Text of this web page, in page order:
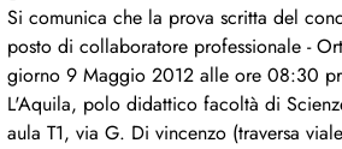
Si comunica che la prova scritta del
posto di collaboratore professionale -
giorno 9 Maggio 2012 alle ore 08:30
L'Aquila, polo didattico facoltà di
aula T1, via G. Di vincenzo (traversa